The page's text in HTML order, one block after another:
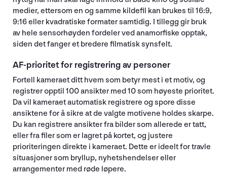
medier, ettersom en og samme kildefil kan brukes til 16:9,
9:16 eller kvadratiske formater samtidig. I tillegg gir bruk
av hele sensorhøyden fordeler ved anamorfiske opptak,
siden det fanger et bredere filmatisk synsfelt.
AF-prioritet for registrering av personer
Fortell kameraet ditt hvem som betyr mest i et motiv, og
registrer opptil 100 ansikter med 10 som høyeste prioritet.
Da vil kameraet automatisk registrere og spore disse
ansiktene for å sikre at de valgte motivene holdes skarpe.
Du kan registrere ansikter fra bilder som allerede er tatt,
eller fra filer som er lagret på kortet, og justere
prioriteringen direkte i kameraet. Dette er ideelt for travle
situasjoner som bryllup, nyhetshendelser eller
arrangementer med røde løpere.